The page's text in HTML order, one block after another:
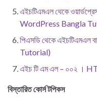
এইচটিএমএল থেকে
WordPress Bangla
পিএসডি থেকে এইচটিএমএল
Tutorial)
এইচ টি এম এল – ০০২ ।
বিস্তারিত কোর্স টপিকস